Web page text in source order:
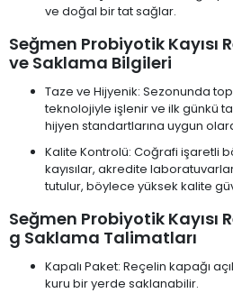
ve doğal bir tat sağlar.
Seğmen Probiyotik Kayısı
ve Saklama Bilgileri
Taze ve Hijyenik: Sezonunda
teknolojiyle işlenir ve ilk günkü
hijyen standartlarına uygun
Kalite Kontrolü: Coğrafi işaretli
kayısılar, akredite
tutulur, böylece yüksek kalite
Seğmen Probiyotik Kayısı
g Saklama Talimatları
Kapalı Paket: Reçelin kapağı
kuru bir yerde saklanabilir.